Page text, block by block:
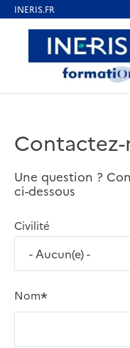
Aller au contenu
Aller au pied de page
Contactez-
Une question ?
ci-dessous
Civilité
Nom